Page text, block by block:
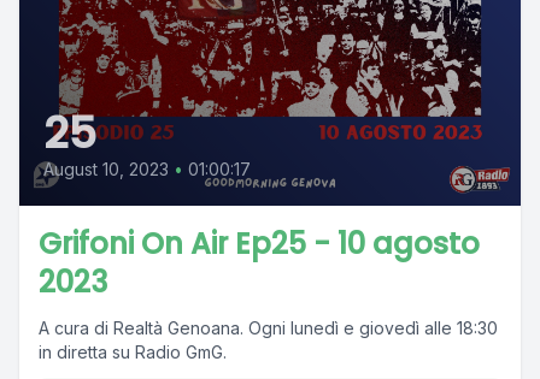
25
August 10, 2023 • 01:00:17
Grifoni On Air Ep25 - 10 agosto
2023
A cura di Realtà Genoana. Ogni lunedì e giovedì alle 18:30
in diretta su Radio GmG.